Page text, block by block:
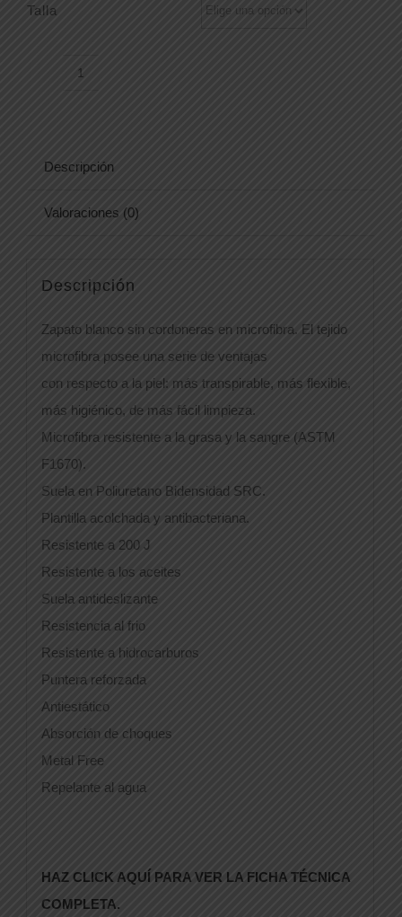
Talla
Descripción
Valoraciones (0)
Descripción
Zapato blanco sin cordoneras en microfibra. El tejido
microfibra posee una serie de ventajas
con respecto a la piel: más transpirable, más flexible,
más higiénico, de más fácil limpieza.
Microfibra resistente a la grasa y la sangre (ASTM
F1670).
Suela en Poliuretano Bidensidad SRC.
Plantilla acolchada y antibacteriana.
Resistente a 200 J
Resistente a los aceites
Suela antideslizante
Resistencia al frio
Resistente a hidrocarburos
Puntera reforzada
Antiestático
Absorción de choques
Metal Free
Repelante al agua
HAZ CLICK AQUÍ PARA VER LA FICHA TÉCNICA
COMPLETA.